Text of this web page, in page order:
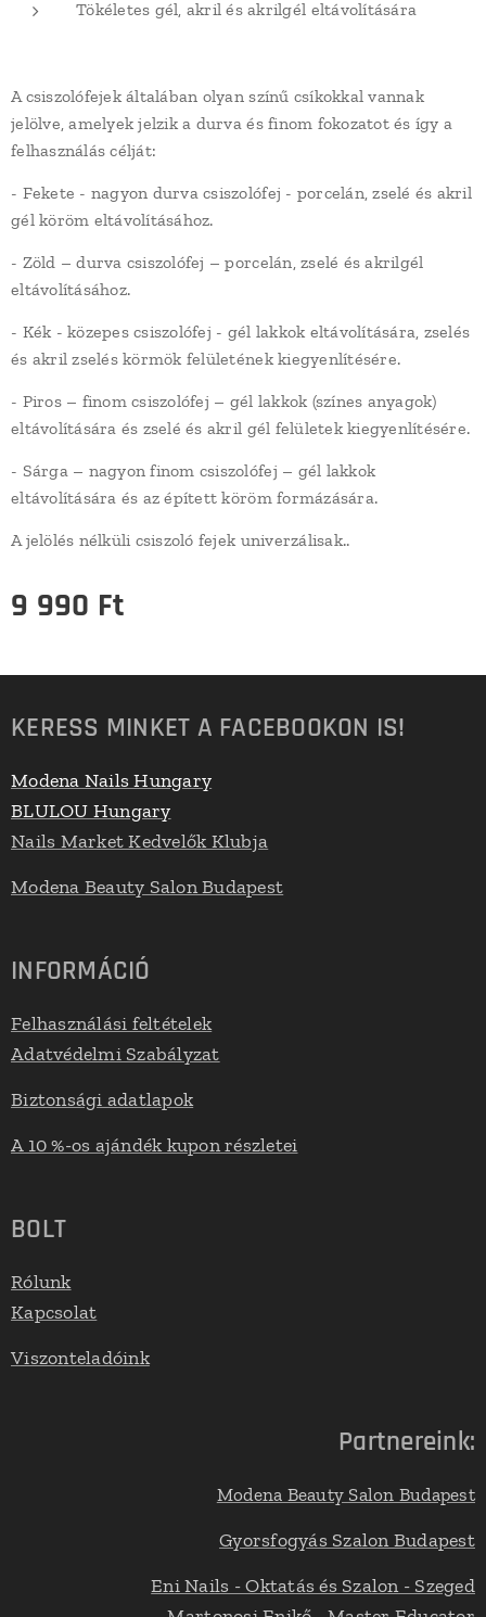
Tökéletes gél, akril és akrilgél eltávolítására
A csiszolófejek általában olyan színű csíkokkal vannak
jelölve, amelyek jelzik a durva és finom fokozatot és így a
felhasználás célját:
- Fekete - nagyon durva csiszolófej - porcelán, zselé és akril
gél köröm eltávolításához.
- Zöld – durva csiszolófej – porcelán, zselé és akrilgél
eltávolításához.
- Kék - közepes csiszolófej - gél lakkok eltávolítására, zselés
és akril zselés körmök felületének kiegyenlítésére.
- Piros – finom csiszolófej – gél lakkok (színes anyagok)
eltávolítására és zselé és akril gél felületek kiegyenlítésére.
- Sárga – nagyon finom csiszolófej – gél lakkok
eltávolítására és az épített köröm formázására.
A jelölés nélküli csiszoló fejek univerzálisak..
9 990 Ft
KERESS MINKET A FACEBOOKON IS!
Modena Nails Hungary
BLULOU Hungary
Nails Market Kedvelők Klubja
Modena Beauty Salon Budapest
INFORMÁCIÓ
Felhasználási feltételek
Adatvédelmi Szabályzat
Biztonsági adatlapok
A 10 %-os ajándék kupon részletei
BOLT
Rólunk
Kapcsolat
Viszonteladóink
Partnereink:
Modena Beauty Salon Budapest
Gyorsfogyás Szalon Budapest
Eni Nails - Oktatás és Szalon - Szeged